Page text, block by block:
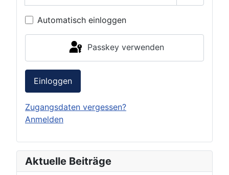
Passwort
Automatisch einloggen
Passkey verwenden
Einloggen
Zugangsdaten vergessen?
Anmelden
Aktuelle Beiträge